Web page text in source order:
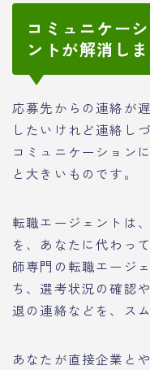
コミュニケー
ントが解消し
応募先からの連絡が
したいけれど連絡し
コミュニケーション
と大きいものです。
転職エージェントは
を、あなたに代わっ
師専門の転職エージ
ち、選考状況の確認
退の連絡などを、ス
あなたが直接企業と